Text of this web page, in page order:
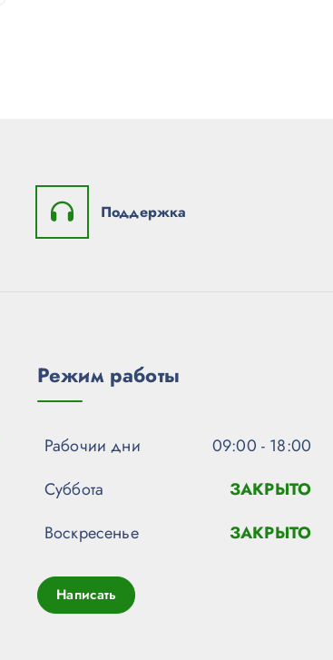
Поддержка
Режим работы
Рабочии дни
09:00 - 18:00
Суббота
ЗАКРЫТО
Воскресенье
ЗАКРЫТО
Написать